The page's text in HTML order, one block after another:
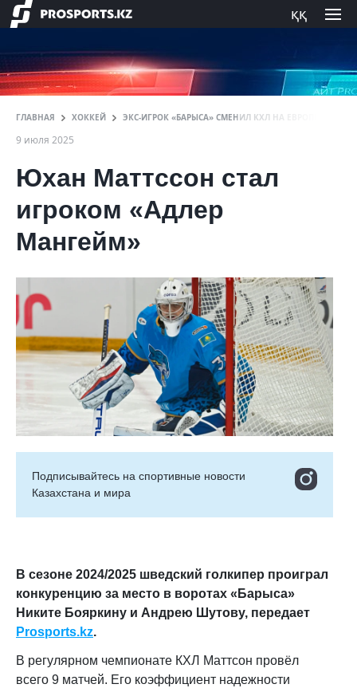
ққ
ГЛАВНАЯ ХОККЕЙ ЭКС-ИГРОК «БАРЫСА» СМЕНИЛ КХЛ НА ЕВРОПЕЙСКУЮ
9 июля 2025
Юхан Маттссон стал
игроком «Адлер
Мангейм»
Подписывайтесь на cпортивные новости
Казахстана и мира
В сезоне 2024/2025 шведский голкипер проиграл
конкуренцию за место в воротах «Барыса»
Никите Бояркину и Андрею Шутову, передает
Prosports.kz.
В регулярном чемпионате КХЛ Маттсон провёл
всего 9 матчей. Его коэффициент надежности